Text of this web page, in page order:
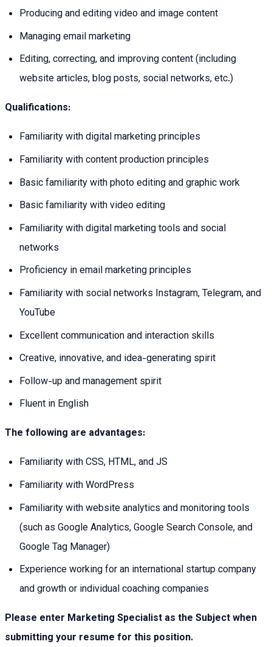
Producing and editing video and image content
Managing email marketing
Editing, correcting, and improving content (including
website articles, blog posts, social networks, etc.)
Qualifications:
Familiarity with digital marketing principles
Familiarity with content production principles
Basic familiarity with photo editing and graphic work
Basic familiarity with video editing
Familiarity with digital marketing tools and social
networks
Proficiency in email marketing principles
Familiarity with social networks Instagram, Telegram, and
YouTube
Excellent communication and interaction skills
Creative, innovative, and idea-generating spirit
Follow-up and management spirit
Fluent in English
The following are advantages:
Familiarity with CSS, HTML, and JS
Familiarity with WordPress
Familiarity with website analytics and monitoring tools
(such as Google Analytics, Google Search Console, and
Google Tag Manager)
Experience working for an international startup company
and growth or individual coaching companies
Please enter Marketing Specialist as the Subject when
submitting your resume for this position.